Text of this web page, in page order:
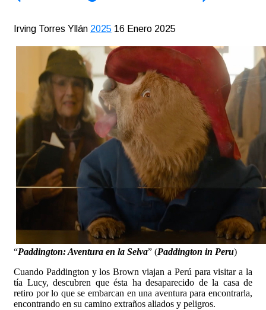
Irving Torres Yllán 2025 16 Enero 2025
“Paddington: Aventura en la Selva” (Paddington in Peru)
Cuando Paddington y los Brown viajan a Perú para visitar a la
tía Lucy, descubren que ésta ha desaparecido de la casa de
retiro por lo que se embarcan en una aventura para encontrarla,
encontrando en su camino extraños aliados y peligros.